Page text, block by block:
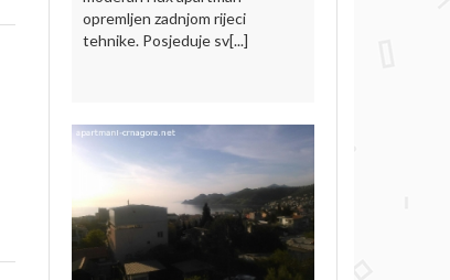
opremljen zadnjom rijeci
tehnike. Posjeduje sv[...]